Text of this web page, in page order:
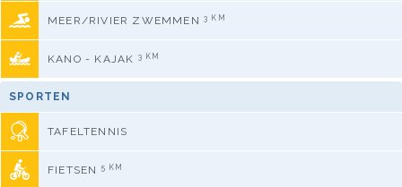
MEER/RIVIER ZWEMMEN 3 KM
KANO - KAJAK 3 KM
SPORTEN
TAFELTENNIS
FIETSEN 5 KM